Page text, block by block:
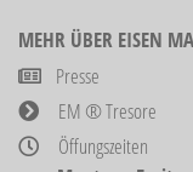
MEHR ÜBER EISEN
Presse
EM ® Tresore
Öffungszeiten